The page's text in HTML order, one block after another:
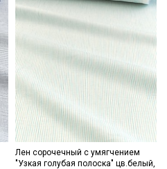
Лен сорочечный с умягчением
"Узкая голубая полоска" цв.белый,